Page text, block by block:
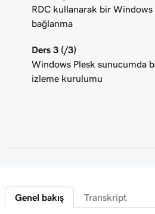
RDC kullanarak bir Windows
bağlanma
Ders 3 (/3)
Windows Plesk sunucumda
izleme kurulumu
Genel bakış Transkript